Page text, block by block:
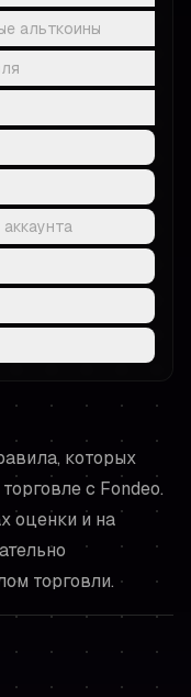
альткоины
которых
с Fondeo.
оценки и на
торговли.